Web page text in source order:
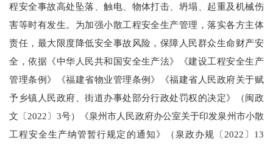
程安全事故高处坠落、触电、物体打击、坍塌、起重及机械伤
害等时有发生。为加强小散工程安全生产管理，落实各方主体
责任，最大限度降低安全事故风险，保障人民群众生命财产安
全，依据《中华人民共和国安全生产法》《建设工程安全生产
管理条例》《福建省物业管理条例》《福建省人民政府关于赋
予乡镇人民政府、街道办事处部分行政处罚权的决定》（闽政
文〔2022〕3号）《泉州市人民政府办公室关于印发泉州市小散
工程安全生产纳管暂行规定的通知》（泉政办规〔2022〕13